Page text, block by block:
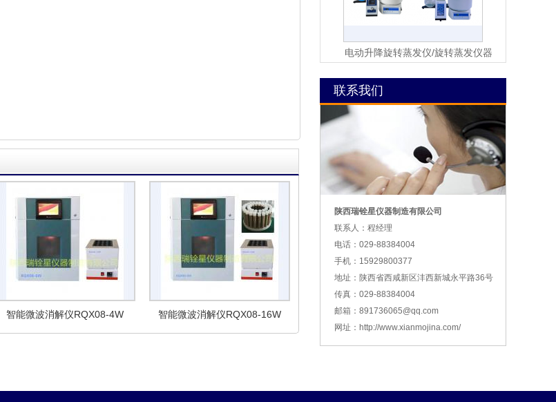
电动升降旋转蒸发仪/旋转蒸发仪器
联系我们
陕西瑞铨星仪器制造有限公司
联系人：程经理
电话：029-88384004
手机：15929800377
地址：陕西省西咸新区沣西新城永平路36号
传真：029-88384004
邮箱：891736065@qq.com
网址：http://www.xianmojina.com/
智能微波消解仪RQX08-4W 智能微波消解仪RQX08-16W